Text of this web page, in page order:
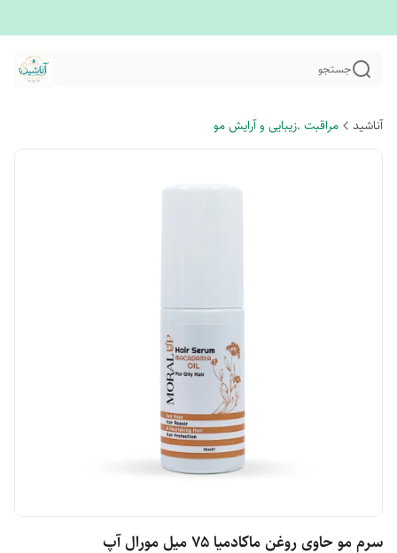
جستجو
آناشید مراقبت .زیبایی و آرایش مو
سرم مو حاوی روغن ماکادمیا ۷۵ میل مورال آپ